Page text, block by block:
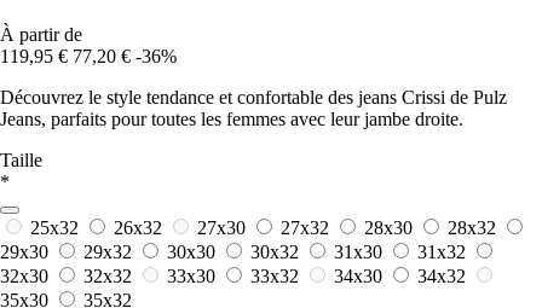
À partir de
119,95 € 77,20 € -36%
Découvrez le style tendance et confortable des jeans Crissi de Pulz
Jeans, parfaits pour toutes les femmes avec leur jambe droite.
Taille
*
25x32 26x32 27x30 27x32 28x30
28x32
29x30
29x32 30x30 30x32 31x30
31x32
32x30
32x32 33x30 33x32 34x30
34x32
35x30
35x32